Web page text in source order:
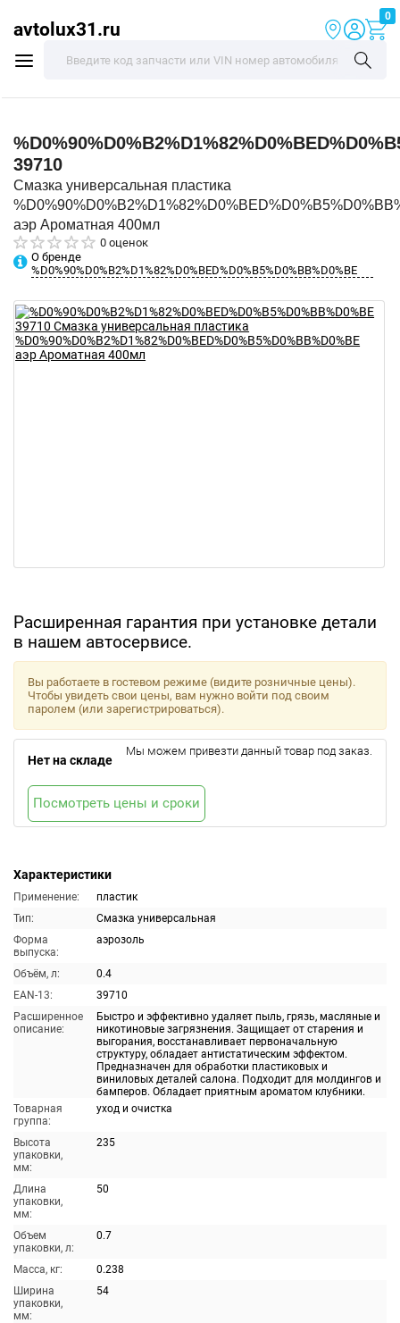
avtolux31.ru
0
39710
Смазка универсальная пластика
аэр Ароматная 400мл
0 оценок
О бренде
%D0%90%D0%B2%D1%82%D0%BED%D0%B5%D0%BB%D0%BE
Расширенная гарантия при установке детали
в нашем автосервисе.
Характеристики
Применение:
пластик
Тип:
Смазка универсальная
Форма
выпуска:
аэрозоль
Объём, л:
0.4
EAN-13:
39710
Расширенное
описание:
Быстро и эффективно удаляет пыль, грязь, масляные и
никотиновые загрязнения. Защищает от старения и
выгорания, восстанавливает первоначальную
структуру, обладает антистатическим эффектом.
Предназначен для обработки пластиковых и
виниловых деталей салона. Подходит для молдингов и
бамперов. Обладает приятным ароматом клубники.
Товарная
группа:
уход и очистка
Высота
упаковки,
мм:
235
Длина
упаковки,
мм:
50
Объем
упаковки, л:
0.7
Масса, кг:
0.238
Ширина
упаковки,
мм:
54
Вы работаете в гостевом режиме (видите розничные цены).
Чтобы увидеть свои цены, вам нужно войти под своим
паролем (или зарегистрироваться).
Нет на складе
Мы можем привезти данный товар под заказ.
Посмотреть цены и сроки